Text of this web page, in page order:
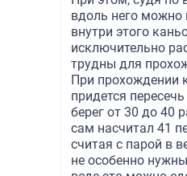
вдоль него можно
внутри этого
исключительно
трудны для
При прохождении
придется
берег от 30 до 40
сам насчитал 41
считая с парой в
не особенно